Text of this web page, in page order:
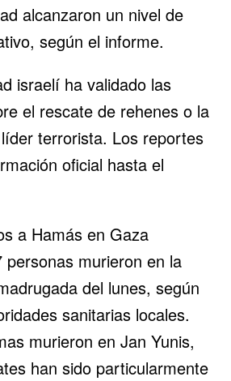
alcanzaron un nivel de
según el informe.
israelí ha validado las
el rescate de rehenes o la
terrorista. Los reportes
oficial hasta el
a Hamás en Gaza
personas murieron en la
del lunes, según
sanitarias locales.
murieron en Jan Yunis,
han sido particularmente